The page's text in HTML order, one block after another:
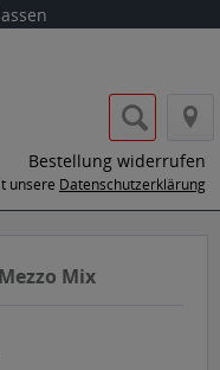
Bestellung widerrufen
unsere Datenschutzerklärung
Mix